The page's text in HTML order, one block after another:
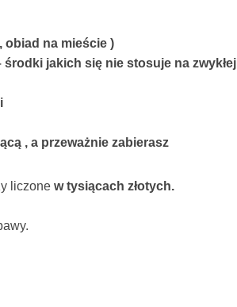
obiad na mieście )
jakich się nie stosuje na zwykłej
, a przeważnie zabierasz
liczone w tysiącach złotych.